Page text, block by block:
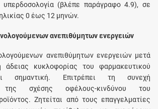
(βλέπε παράγραφο 4.9), σε
0 έως 12 μηνών.
ανεπιθύμητων ενεργειών
ανεπιθύμητων ενεργειών μετά
κυκλοφορίας του φαρμακευτικού
σημαντική. Επιτρέπει τη συνεχή
της σχέσης οφέλους-κινδύνου του
Ζητείται από τους επαγγελματίες